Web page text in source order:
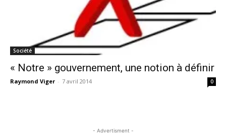
Société
« Notre » gouvernement, une notion à définir
Raymond Viger - 7 avril 2014 0
- Advertisment -